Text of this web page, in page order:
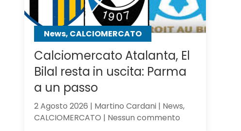
News, CALCIOMERCATO
Calciomercato Atalanta, El
Bilal resta in uscita: Parma
a un passo
2 Agosto 2026 | Martino Cardani | News,
CALCIOMERCATO | Nessun commentosu